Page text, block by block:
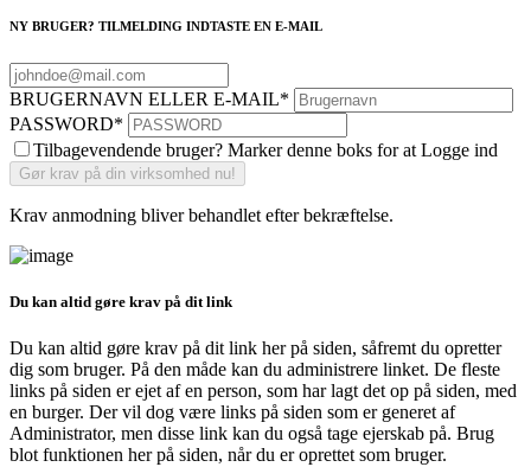
NY BRUGER? TILMELDING INDTASTE EN E-MAIL
BRUGERNAVN ELLER E-MAIL*
PASSWORD*
Tilbagevendende bruger? Marker denne boks for at Logge ind
Krav anmodning bliver behandlet efter bekræftelse.
Du kan altid gøre krav på dit link
Du kan altid gøre krav på dit link her på siden, såfremt du opretter
dig som bruger. På den måde kan du administrere linket. De fleste
links på siden er ejet af en person, som har lagt det op på siden, med
en burger. Der vil dog være links på siden som er generet af
Administrator, men disse link kan du også tage ejerskab på. Brug
blot funktionen her på siden, når du er oprettet som bruger.